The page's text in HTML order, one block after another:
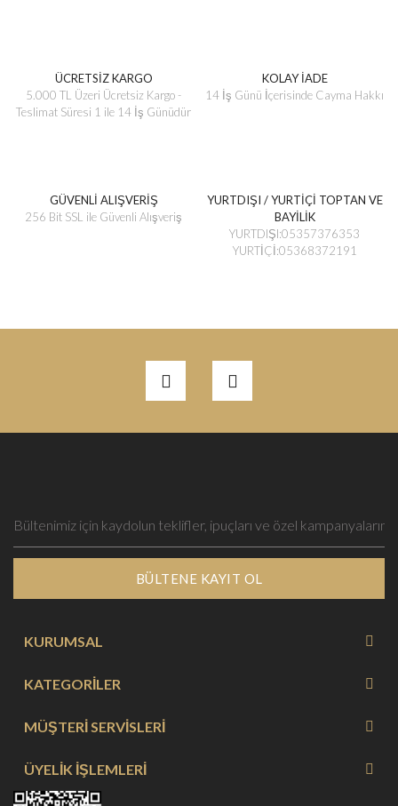
ÜCRETSİZ KARGO
5.000 TL Üzeri Ücretsiz Kargo -
Teslimat Süresi 1 ile 14 İş Günüdür
KOLAY İADE
14 İş Günü İçerisinde Cayma Hakkı
GÜVENLİ ALIŞVERİŞ
256 Bit SSL ile Güvenli Alışveriş
YURTDIŞI / YURTİÇİ TOPTAN VE
BAYİLİK
YURTDIŞI:05357376353
YURTİÇİ:05368372191
BÜLTENE KAYIT OL
KURUMSAL
KATEGORİLER
MÜŞTERİ SERVİSLERİ
ÜYELİK İŞLEMLERİ